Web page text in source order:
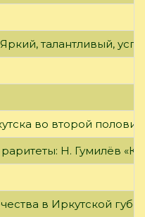
талантливый,
во второй
Н. Гумилёв
в Иркутской